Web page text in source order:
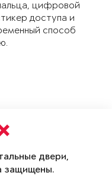
цифровой
доступа и
способ
двери,
защищены.